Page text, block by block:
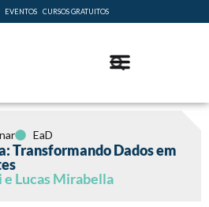
EVENTOS CURSOS GRATUITOS
EaD
Transformando Dados em
Lucas Mirabella